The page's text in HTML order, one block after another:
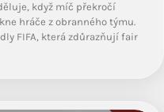
když míč překročí
hráče z obranného týmu.
FIFA, která zdůrazňují fair